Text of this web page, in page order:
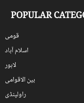
POPULAR
قومی
اسلام آباد
لاہور
بین الاقوامی
راولپنڈی